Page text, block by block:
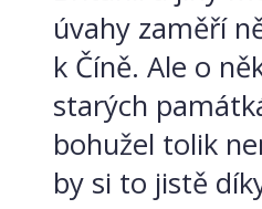
úvahy zaměří
k Číně. Ale o
starých
bohužel tolik
by si to jistě